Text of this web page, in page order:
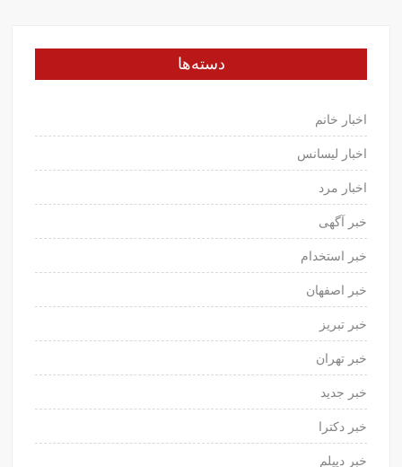
دسته‌ها
اخبار خانم
اخبار لیسانس
اخبار مرد
خبر آگهی
خبر استخدام
خبر اصفهان
خبر تبریز
خبر تهران
خبر جدید
خبر دکترا
خبر دیپلم